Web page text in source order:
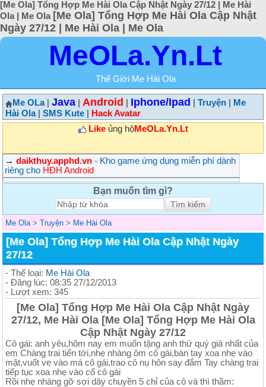
[Me Ola] Tổng Hợp Me Hài Ola Cập Nhật Ngày 27/12 | Me Hài
Ola | Me Ola [Me Ola] Tổng Hợp Me Hài Ola Cập Nhật
Ngày 27/12 | Me Hài Ola | Me Ola
MeOLa.Yn.Lt
Thế Giới Me Hài Ola
Me OLa| Java Android Iphone/Ipad Truyện
Me
Hài Ola| SMS Kute
Hack Avatar
Likeủng hộMeOLa.Yn.Lt
→ daikthuy.apphd.vn - Kho game ứng dụng miễn phí dành
riêng cho HĐH Android
Bạn muốn tìm gì?
Me Ola > Truyện > Me Hài Ola
[Me Ola] Tổng Hợp Me Hài Ola Cập Nhật Ngày
27/12
- Thể loại: Me Hài Ola
- Đăng lúc: 08:35 27/12/2013
- Lượt xem: 345
[Me Ola] Tổng Hợp Me Hài Ola Cập Nhật Ngày
27/12, Me Hài Ola [Me Ola] Tổng Hợp Me Hài Ola
Cập Nhật Ngày 27/12
Cô gái: anh yêu,hôm nay em muốn tặng anh thứ quý giá nhất của
em Chàng trai tiến tới,nhẹ nhàng ôm cô gái,bàn tay xoa nhẹ vào
mặt,vuốt ve vào má cô gái,trao cô nụ hôn say đắm Tay chàng trai
tiếp tục xoa nhẹ vào cổ cô gái
Rồi nhẹ nhàng gỡ sợi dây chuyền 5 chỉ của cô và thì thầm: